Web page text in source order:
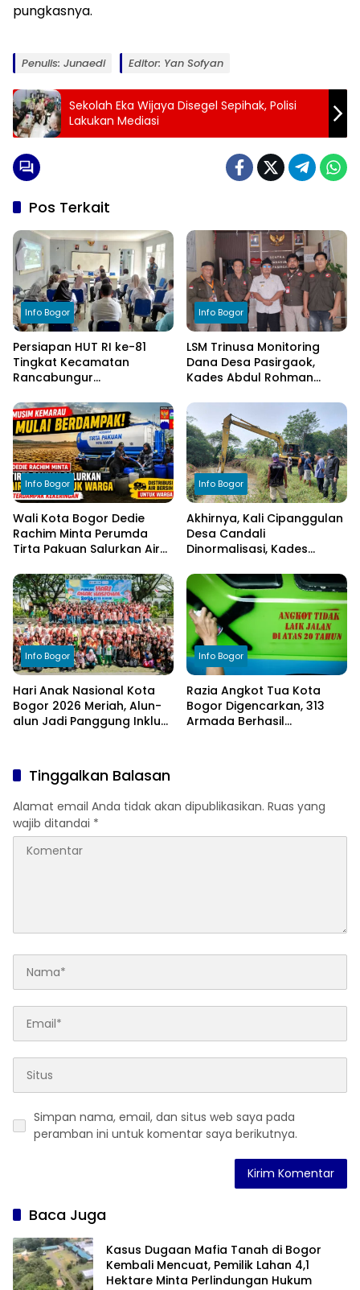
pungkasnya.
Penulis: Junaedi Editor: Yan Sofyan
Sekolah Eka Wijaya Disegel Sepihak, Polisi
Lakukan Mediasi
Pos Terkait
Info Bogor
Persiapan HUT RI ke-81
Tingkat Kecamatan
Rancabungur
Cimulang, Libatkan Seluruh
Elemen Masyarakat
Info Bogor
LSM Trinusa Monitoring
Dana Desa Pasirgaok,
Kades Abdul Rohman
Transparansi Pengelolaan
Anggaran
Info Bogor
Wali Kota Bogor Dedie
Rachim Minta Perumda
Tirta Pakuan Salurkan Air
Terdampak Kekeringan
Info Bogor
Akhirnya, Kali Cipanggulan
Desa Candali
Dinormalisasi, Kades
kepada Bupati Bogor
Info Bogor
Hari Anak Nasional Kota
Bogor 2026 Meriah, Alun-
alun Jadi Panggung Inklusi
Info Bogor
Razia Angkot Tua Kota
Bogor Digencarkan, 313
Armada Berhasil
Tinggalkan Balasan
Alamat email Anda tidak akan dipublikasikan. Ruas yang
wajib ditandai *
Simpan nama, email, dan situs web saya pada
peramban ini untuk komentar saya berikutnya.
Baca Juga
Kasus Dugaan Mafia Tanah di Bogor
Kembali Mencuat, Pemilik Lahan 4,1
Hektare Minta Perlindungan Hukum